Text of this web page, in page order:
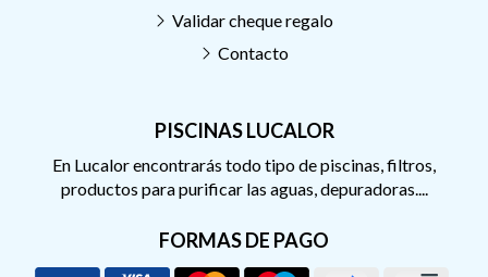
PISCINAS LUCALOR
En Lucalor encontrarás todo tipo de piscinas, filtros,
productos para purificar las aguas, depuradoras....
FORMAS DE PAGO
Validar cheque regalo
Contacto